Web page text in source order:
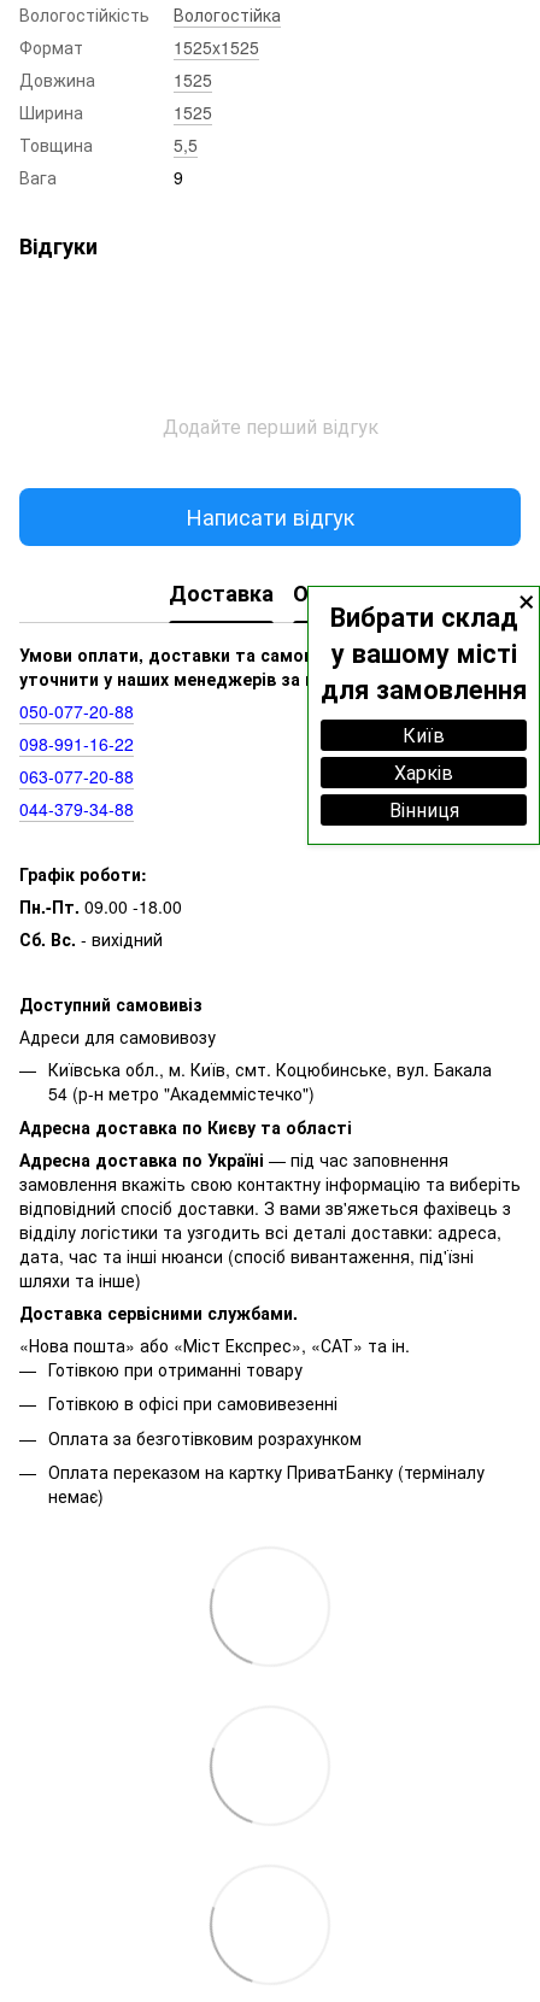
×
Вибрати склад
у вашому місті
для замовлення
Київ
Харків
Вінниця
Вологостійкість
Вологостійка
Формат
1525x1525
Довжина
1525
Ширина
1525
Товщина
5,5
Вага
9
Відгуки
Додайте перший відгук
Написати відгук
Доставка Оплата
Умови оплати, доставки та самовивозу ви можете
уточнити у наших менеджерів за номерами:
050‑077‑20‑88
098‑991‑16‑22
063‑077‑20‑88
044‑379‑34‑88
Графік роботи:
Пн.-Пт. 09.00 -18.00
Сб. Вс. - вихідний
Доступний самовивіз
Адреси для самовивозу
Київська обл., м. Київ, смт. Коцюбинське, вул. Бакала
54 (р-н метро "Академмістечко")
Адресна доставка по Києву та області
Адресна доставка по Україні — під час заповнення
замовлення вкажіть свою контактну інформацію та виберіть
відповідний спосіб доставки. З вами зв'яжеться фахівець з
відділу логістики та узгодить всі деталі доставки: адреса,
дата, час та інші нюанси (спосіб вивантаження, під'їзні
шляхи та інше)
Доставка сервісними службами.
«Нова пошта» або «Міст Експрес», «САТ» та ін.
Готівкою при отриманні товару
Готівкою в офісі при самовивезенні
Оплата за безготівковим розрахунком
Оплата переказом на картку ПриватБанку (терміналу
немає)